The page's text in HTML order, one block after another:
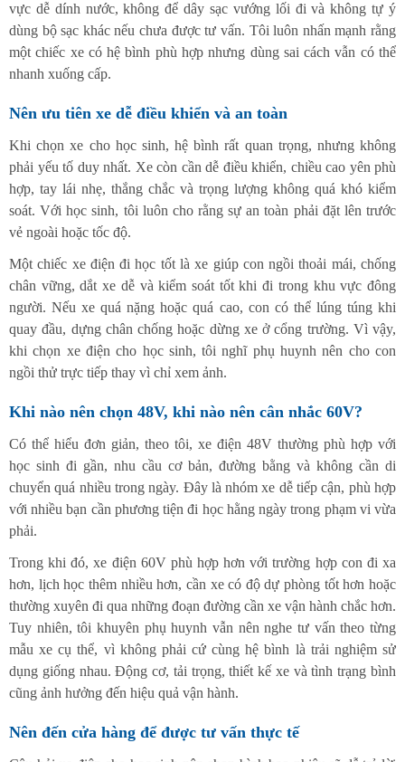
vực dễ dính nước, không để dây sạc vướng lối đi và không tự ý
dùng bộ sạc khác nếu chưa được tư vấn. Tôi luôn nhấn mạnh rằng
một chiếc xe có hệ bình phù hợp nhưng dùng sai cách vẫn có thể
nhanh xuống cấp.
Nên ưu tiên xe dễ điều khiển và an toàn
Khi chọn xe cho học sinh, hệ bình rất quan trọng, nhưng không
phải yếu tố duy nhất. Xe còn cần dễ điều khiển, chiều cao yên phù
hợp, tay lái nhẹ, thắng chắc và trọng lượng không quá khó kiểm
soát. Với học sinh, tôi luôn cho rằng sự an toàn phải đặt lên trước
vẻ ngoài hoặc tốc độ.
Một chiếc xe điện đi học tốt là xe giúp con ngồi thoải mái, chống
chân vững, dắt xe dễ và kiểm soát tốt khi đi trong khu vực đông
người. Nếu xe quá nặng hoặc quá cao, con có thể lúng túng khi
quay đầu, dựng chân chống hoặc dừng xe ở cổng trường. Vì vậy,
khi chọn xe điện cho học sinh, tôi nghĩ phụ huynh nên cho con
ngồi thử trực tiếp thay vì chỉ xem ảnh.
Khi nào nên chọn 48V, khi nào nên cân nhắc 60V?
Có thể hiểu đơn giản, theo tôi, xe điện 48V thường phù hợp với
học sinh đi gần, nhu cầu cơ bản, đường bằng và không cần di
chuyển quá nhiều trong ngày. Đây là nhóm xe dễ tiếp cận, phù hợp
với nhiều bạn cần phương tiện đi học hằng ngày trong phạm vi vừa
phải.
Trong khi đó, xe điện 60V phù hợp hơn với trường hợp con đi xa
hơn, lịch học thêm nhiều hơn, cần xe có độ dự phòng tốt hơn hoặc
thường xuyên đi qua những đoạn đường cần xe vận hành chắc hơn.
Tuy nhiên, tôi khuyên phụ huynh vẫn nên nghe tư vấn theo từng
mẫu xe cụ thể, vì không phải cứ cùng hệ bình là trải nghiệm sử
dụng giống nhau. Động cơ, tải trọng, thiết kế xe và tình trạng bình
cũng ảnh hưởng đến hiệu quả vận hành.
Nên đến cửa hàng để được tư vấn thực tế